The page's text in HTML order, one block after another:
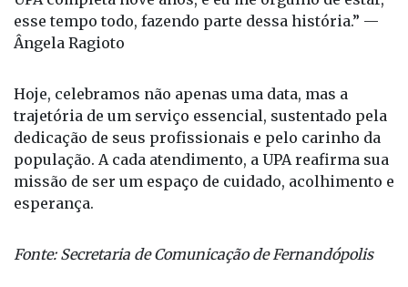
esse tempo todo, fazendo parte dessa história.” —
Ângela Ragioto
Hoje, celebramos não apenas uma data, mas a
trajetória de um serviço essencial, sustentado pela
dedicação de seus profissionais e pelo carinho da
população. A cada atendimento, a UPA reafirma sua
missão de ser um espaço de cuidado, acolhimento e
esperança.
Fonte: Secretaria de Comunicação de Fernandópolis